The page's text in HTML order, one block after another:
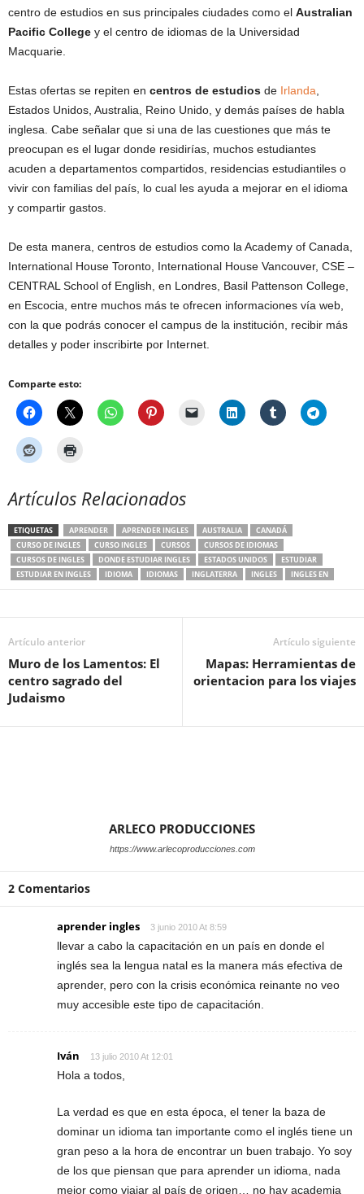
centro de estudios en sus principales ciudades como el Australian
Pacific College y el centro de idiomas de la Universidad
Macquarie.
Estas ofertas se repiten en centros de estudios de Irlanda
Estados Unidos, Australia, Reino Unido, y demás países de habla
inglesa. Cabe señalar que si una de las cuestiones que más te
preocupan es el lugar donde residirías, muchos estudiantes
acuden a departamentos compartidos, residencias estudiantiles o
vivir con familias del país, lo cual les ayuda a mejorar en el idioma
y compartir gastos.
De esta manera, centros de estudios como la Academy of Canada,
International House Toronto, International House Vancouver, CSE –
CENTRAL School of English, en Londres, Basil Pattenson College,
en Escocia, entre muchos más te ofrecen informaciones vía web,
con la que podrás conocer el campus de la institución, recibir más
detalles y poder inscribirte por Internet.
Comparte esto:
Artículos Relacionados
ETIQUETAS APRENDER APRENDER INGLES AUSTRALIA
CANADÁ
CURSO DE INGLES
CURSO INGLES CURSOS
CURSOS DE IDIOMAS
CURSOS DE INGLES
DONDE ESTUDIAR INGLES ESTADOS UNIDOS
ESTUDIAR
ESTUDIAR EN INGLES
IDIOMA IDIOMAS INGLATERRA INGLES INGLES EN
Artículo anterior
Muro de los Lamentos: El
centro sagrado del
Judaismo
Artículo siguiente
Mapas: Herramientas de
orientacion para los viajes
ARLECO PRODUCCIONES
https://www.arlecoproducciones.com
2 Comentarios
aprender ingles 3 junio 2010 At 8:59
llevar a cabo la capacitación en un país en donde el
inglés sea la lengua natal es la manera más efectiva de
aprender, pero con la crisis económica reinante no veo
muy accesible este tipo de capacitación.
Iván 13 julio 2010 At 12:01
Hola a todos,
La verdad es que en esta época, el tener la baza de
dominar un idioma tan importante como el inglés tiene un
gran peso a la hora de encontrar un buen trabajo. Yo soy
de los que piensan que para aprender un idioma, nada
mejor como viajar al país de origen… no hay academia